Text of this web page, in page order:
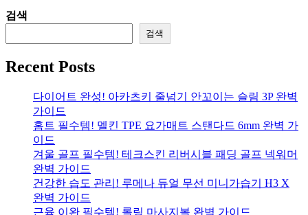
검색
검색
Recent Posts
다이어트 완성! 아카츠키 줄넘기 안꼬이는 슬림 3P 완벽
가이드
홈트 필수템! 멜킨 TPE 요가매트 스탠다드 6mm 완벽 가
이드
겨울 골프 필수템! 테크스킨 리버시블 패딩 골프 넥워머
완벽 가이드
건강한 습도 관리! 루메나 듀얼 무선 미니가습기 H3 X
완벽 가이드
근육 이완 필수템! 롤링 마사지볼 완벽 가이드